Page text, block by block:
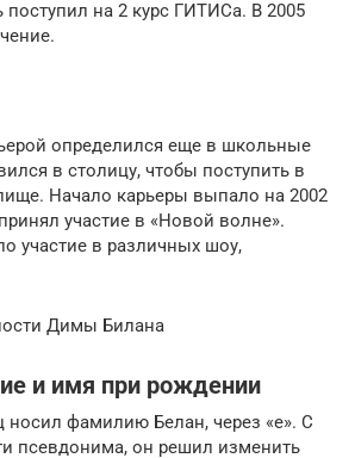
поступил на 2 курс ГИТИСа. В 2005
определился еще в школьные
в столицу, чтобы поступить в
Начало карьеры выпало на 2002
участие в «Новой волне».
участие в различных шоу,
Димы Билана
и имя при рождении
носил фамилию Белан, через «е». С
псевдонима, он решил изменить